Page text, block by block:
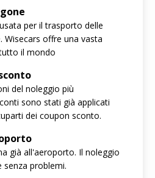
per il trasporto delle
Wisecars offre una vasta
il mondo
del noleggio più
sono stati già applicati
dei coupon sconto.
già all'aeroporto. Il noleggio
senza problemi.